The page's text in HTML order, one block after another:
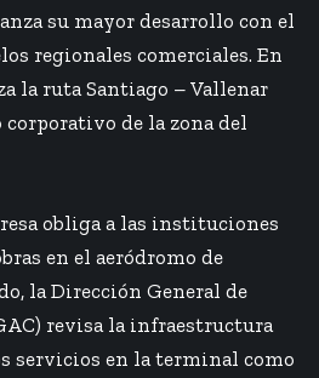
su mayor desarrollo con el
regionales comerciales. En
la rutaSantiago – Vallenar
de la zona del
obliga a las instituciones
en el aeródromo de
la Dirección General de
revisa la infraestructura
servicios en la terminal como